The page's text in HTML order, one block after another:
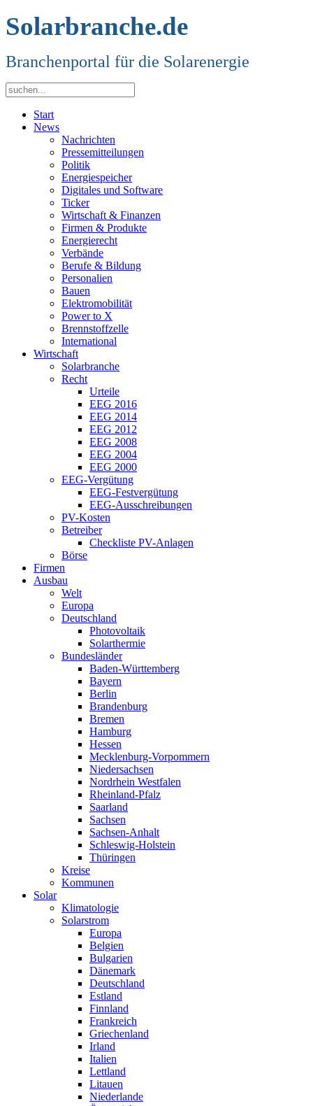
Solarbranche.de
Branchenportal für die Solarenergie
Start
News
Nachrichten
Pressemitteilungen
Politik
Energiespeicher
Digitales und Software
Ticker
Wirtschaft & Finanzen
Firmen & Produkte
Energierecht
Verbände
Berufe & Bildung
Personalien
Bauen
Elektromobilität
Power to X
Brennstoffzelle
International
Wirtschaft
Solarbranche
Recht
Urteile
EEG 2016
EEG 2014
EEG 2012
EEG 2008
EEG 2004
EEG 2000
EEG-Vergütung
EEG-Festvergütung
EEG-Ausschreibungen
PV-Kosten
Betreiber
Checkliste PV-Anlagen
Börse
Firmen
Ausbau
Welt
Europa
Deutschland
Photovoltaik
Solarthermie
Bundesländer
Baden-Württemberg
Bayern
Berlin
Brandenburg
Bremen
Hamburg
Hessen
Mecklenburg-Vorpommern
Niedersachsen
Nordrhein Westfalen
Rheinland-Pfalz
Saarland
Sachsen
Sachsen-Anhalt
Schleswig-Holstein
Thüringen
Kreise
Kommunen
Solar
Klimatologie
Solarstrom
Europa
Belgien
Bulgarien
Dänemark
Deutschland
Estland
Finnland
Frankreich
Griechenland
Irland
Italien
Lettland
Litauen
Niederlande